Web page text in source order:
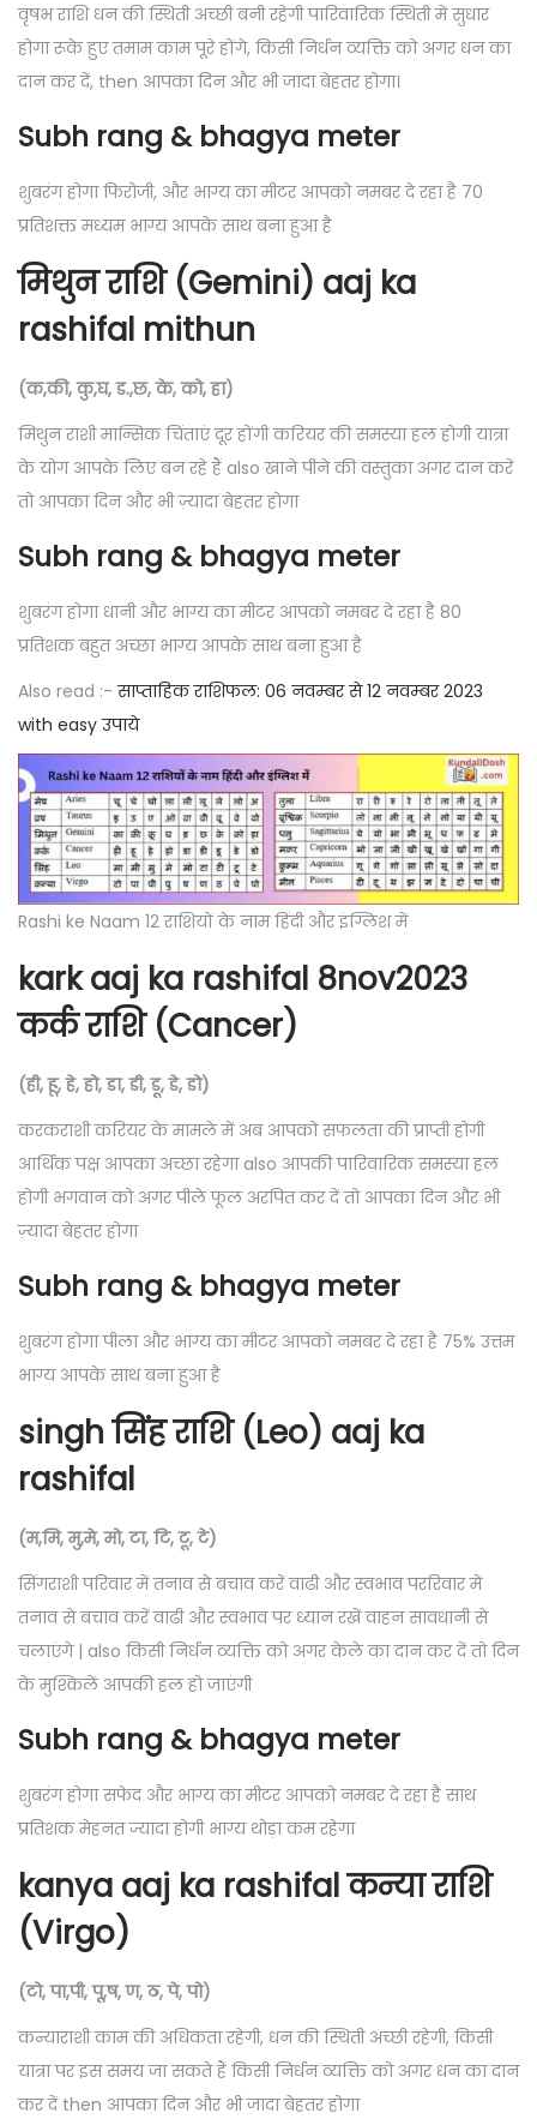
वृषभ राशि धन की स्थिती अच्छी बनी रहेगी पारिवारिक स्थिती में सुधार
होगा रूके हुए तमाम काम पूरे होंगे, किसी निर्धन व्यक्ति को अगर धन का
दान कर दें, then आपका दिन और भी जादा बेहतर होगा।
Subh rang & bhagya meter
शुबरंग होगा फिरोजी, और भाग्य का मीटर आपको नमबर दे रहा है 70
प्रतिशक्त मध्यम भाग्य आपके साथ बना हुआ है
मिथुन राशि (Gemini) aaj ka
rashifal mithun
(क,की, कु,घ, ड.,छ, के, को, हा)
मिथुन राशी मान्सिक चिंताएं दूर होंगी करियर की समस्या हल होगी यात्रा
के योग आपके लिए बन रहे हैं also खाने पीने की वस्तुका अगर दान करें
तो आपका दिन और भी ज़्यादा बेहतर होगा
Subh rang & bhagya meter
शुबरंग होगा धानी और भाग्य का मीटर आपको नमबर दे रहा है 80
प्रतिशक बहुत अच्छा भाग्य आपके साथ बना हुआ है
Also read :-साप्ताहिक राशिफल: 06 नवम्बर से 12 नवम्बर 2023
with easy उपाये
Rashi ke Naam 12 राशियों के नाम हिंदी और इंग्लिश में
kark aaj ka rashifal 8nov2023
कर्क राशि (Cancer)
(ही, हू, हे, हो, डा, डी, डू, डे, डो)
करकराशी करियर के मामले में अब आपको सफलता की प्राप्ती होगी
आर्थिक पक्ष आपका अच्छा रहेगा also आपकी पारिवारिक समस्या हल
होगी भगवान को अगर पीले फूल अरपित कर दें तो आपका दिन और भी
ज़्यादा बेहतर होगा
Subh rang & bhagya meter
शुबरंग होगा पीला और भाग्य का मीटर आपको नमबर दे रहा है 75% उत्तम
भाग्य आपके साथ बना हुआ है
singh सिंह राशि (Leo) aaj ka
rashifal
(म,मि, मु,मे, मो, टा, टि, टू, टे)
सिंगराशी परिवार में तनाव से बचाव करें वाढी और स्वभाव पररिवार में
तनाव से बचाव करें वाढी और स्वभाव पर ध्यान रखें वाहन सावधानी से
चलाएंगे | also किसी निर्धन व्यक्ति को अगर केले का दान कर दें तो दिन
के मुश्किलें आपकी हल हो जाएंगी
Subh rang & bhagya meter
शुबरंग होगा सफेद और भाग्य का मीटर आपको नमबर दे रहा है साथ
प्रतिशक मेहनत ज्यादा होगी भाग्य थोड़ा कम रहेगा
kanya aaj ka rashifal कन्या राशि
(Virgo)
(टो, पा,पी, पू,ष, ण, ठ, पे, पो)
कन्याराशी काम की अधिकता रहेगी, धन की स्थिती अच्छी रहेगी, किसी
यात्रा पर इस समय जा सकते हैं किसी निर्धन व्यक्ति को अगर धन का दान
कर दें then आपका दिन और भी जादा बेहतर होगा